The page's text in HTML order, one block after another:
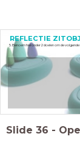
REFLECTIE
5. Benoem hieronder 2 doelen om de volgende
Slide 36 -